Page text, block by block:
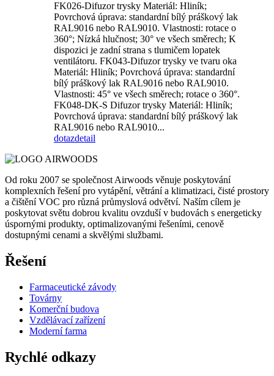
FK026-Difuzor trysky Materiál: Hliník;
Povrchová úprava: standardní bílý práškový lak
RAL9016 nebo RAL9010. Vlastnosti: rotace o
360°; Nízká hlučnost; 30° ve všech směrech; K
dispozici je zadní strana s tlumičem lopatek
ventilátoru. FK043-Difuzor trysky ve tvaru oka
Materiál: Hliník; Povrchová úprava: standardní
bílý práškový lak RAL9016 nebo RAL9010.
Vlastnosti: 45° ve všech směrech; rotace o 360°.
FK048-DK-S Difuzor trysky Materiál: Hliník;
Povrchová úprava: standardní bílý práškový lak
RAL9016 nebo RAL9010...
dotazdetail
Od roku 2007 se společnost Airwoods věnuje poskytování
komplexních řešení pro vytápění, větrání a klimatizaci, čisté prostory
a čištění VOC pro různá průmyslová odvětví. Naším cílem je
poskytovat světu dobrou kvalitu ovzduší v budovách s energeticky
úspornými produkty, optimalizovanými řešeními, cenově
dostupnými cenami a skvělými službami.
Řešení
Farmaceutické závody
Továrny
Komerční budova
Vzdělávací zařízení
Moderní farma
Rychlé odkazy